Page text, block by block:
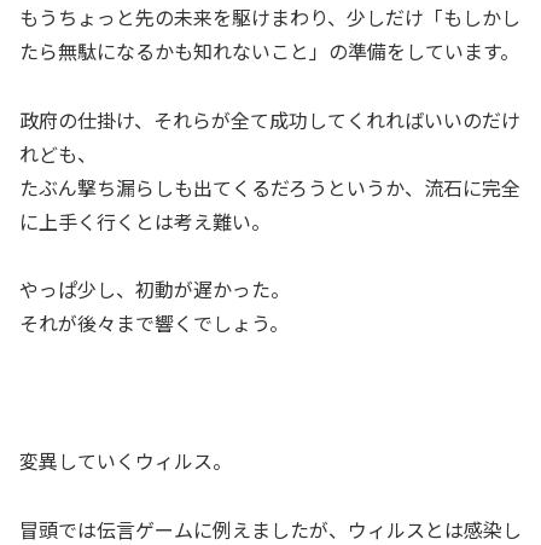
もうちょっと先の未来を駆けまわり、少しだけ「もしかし
たら無駄になるかも知れないこと」の準備をしています。
政府の仕掛け、それらが全て成功してくれればいいのだけ
れども、
たぶん撃ち漏らしも出てくるだろうというか、流石に完全
に上手く行くとは考え難い。
やっぱ少し、初動が遅かった。
それが後々まで響くでしょう。
変異していくウィルス。
冒頭では伝言ゲームに例えましたが、ウィルスとは感染し